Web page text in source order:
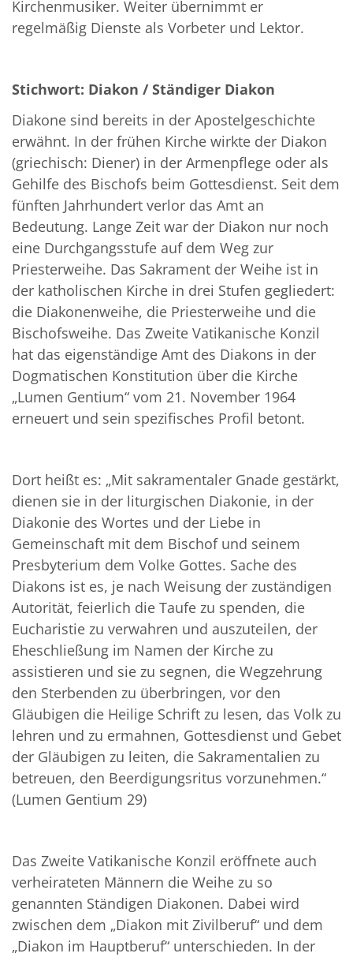
Kirchenmusiker. Weiter übernimmt er
regelmäßig Dienste als Vorbeter und Lektor.
Stichwort: Diakon / Ständiger Diakon
Diakone sind bereits in der Apostelgeschichte
erwähnt. In der frühen Kirche wirkte der Diakon
(griechisch: Diener) in der Armenpflege oder als
Gehilfe des Bischofs beim Gottesdienst. Seit dem
fünften Jahrhundert verlor das Amt an
Bedeutung. Lange Zeit war der Diakon nur noch
eine Durchgangsstufe auf dem Weg zur
Priesterweihe. Das Sakrament der Weihe ist in
der katholischen Kirche in drei Stufen gegliedert:
die Diakonenweihe, die Priesterweihe und die
Bischofsweihe. Das Zweite Vatikanische Konzil
hat das eigenständige Amt des Diakons in der
Dogmatischen Konstitution über die Kirche
„Lumen Gentium“ vom 21. November 1964
erneuert und sein spezifisches Profil betont.
Dort heißt es: „Mit sakramentaler Gnade gestärkt,
dienen sie in der liturgischen Diakonie, in der
Diakonie des Wortes und der Liebe in
Gemeinschaft mit dem Bischof und seinem
Presbyterium dem Volke Gottes. Sache des
Diakons ist es, je nach Weisung der zuständigen
Autorität, feierlich die Taufe zu spenden, die
Eucharistie zu verwahren und auszuteilen, der
Eheschließung im Namen der Kirche zu
assistieren und sie zu segnen, die Wegzehrung
den Sterbenden zu überbringen, vor den
Gläubigen die Heilige Schrift zu lesen, das Volk zu
lehren und zu ermahnen, Gottesdienst und Gebet
der Gläubigen zu leiten, die Sakramentalien zu
betreuen, den Beerdigungsritus vorzunehmen.“
(Lumen Gentium 29)
Das Zweite Vatikanische Konzil eröffnete auch
verheirateten Männern die Weihe zu so
genannten Ständigen Diakonen. Dabei wird
zwischen dem „Diakon mit Zivilberuf“ und dem
„Diakon im Hauptberuf“ unterschieden. In der